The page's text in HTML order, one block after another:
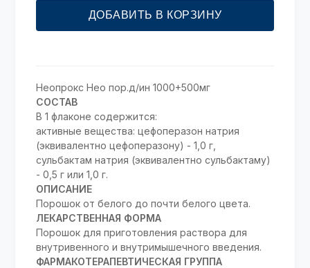
ДОБАВИТЬ В КОРЗИНУ
Неопрокс Нео пор.д/ин 1000+500мг
СОСТАВ
В 1 флаконе содержится:
активные вещества: цефоперазон натрия
(эквивалентно цефоперазону) - 1,0 г,
сульбактам натрия (эквивалентно сульбактаму)
- 0,5 г или 1,0 г.
ОПИСАНИЕ
Порошок от белого до почти белого цвета.
ЛЕКАРСТВЕННАЯ ФОРМА
Порошок для приготовления раствора для
внутривенного и внутримышечного введения.
ФАРМАКОТЕРАПЕВТИЧЕСКАЯ ГРУППА